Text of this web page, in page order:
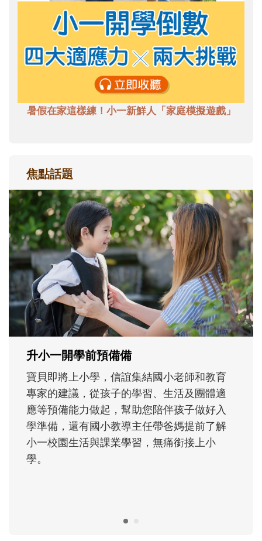
暑假在家這樣練！小一新鮮人「家庭模擬遊戲」
焦點話題
和孩子一起長大的那個男人│讀懂父親的
不同模樣
沒有人天生就擅長當爸爸！男人總是在一次
次「前所未有」的體驗中，跟著孩子一起長
大。從給予安全感的肢體遊戲，到獨立自
主、角色認同及解決問題的能力養成。爸爸
正嘗試用不同的模樣，參與孩子每個重要的